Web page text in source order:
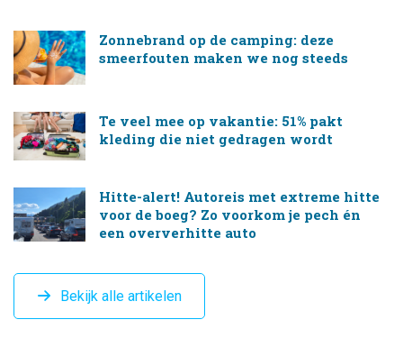
Zonnebrand op de camping: deze
smeerfouten maken we nog steeds
Te veel mee op vakantie: 51% pakt
kleding die niet gedragen wordt
Hitte-alert! Autoreis met extreme hitte
voor de boeg? Zo voorkom je pech én
een oververhitte auto
Bekijk alle artikelen